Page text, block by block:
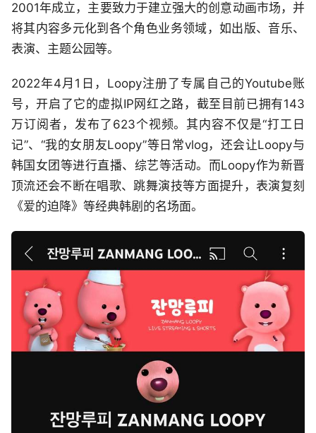
2001年成立，主要致力于建立强大的创意动画市场，并
将其内容多元化到各个角色业务领域，如出版、音乐、
表演、主题公园等。
2022年4月1日，Loopy注册了专属自己的Youtube账
号，开启了它的虚拟IP网红之路，截至目前已拥有143
万订阅者，发布了623个视频。其内容不仅是“打工日
记”、“我的女朋友Loopy”等日常vlog，还会让Loopy与
韩国女团等进行直播、综艺等活动。而Loopy作为新晋
顶流还会不断在唱歌、跳舞演技等方面提升，表演复刻
《爱的迫降》等经典韩剧的名场面。